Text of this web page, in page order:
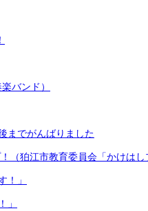
バンド）
でがんばりました
狛江市教育委員会「かけはし
」